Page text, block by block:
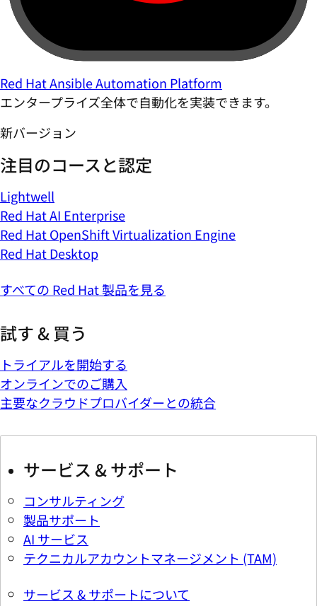
Red Hat Ansible Automation Platform
エンタープライズ全体で自動化を実装できます。
新バージョン
注目のコースと認定
Lightwell
Red Hat AI Enterprise
Red Hat OpenShift Virtualization Engine
Red Hat Desktop
すべての Red Hat 製品を見る
試す & 買う
トライアルを開始する
オンラインでのご購入
主要なクラウドプロバイダーとの統合
サービス & サポート
コンサルティング
製品サポート
AI サービス
テクニカルアカウントマネージメント (TAM)
サービス & サポートについて